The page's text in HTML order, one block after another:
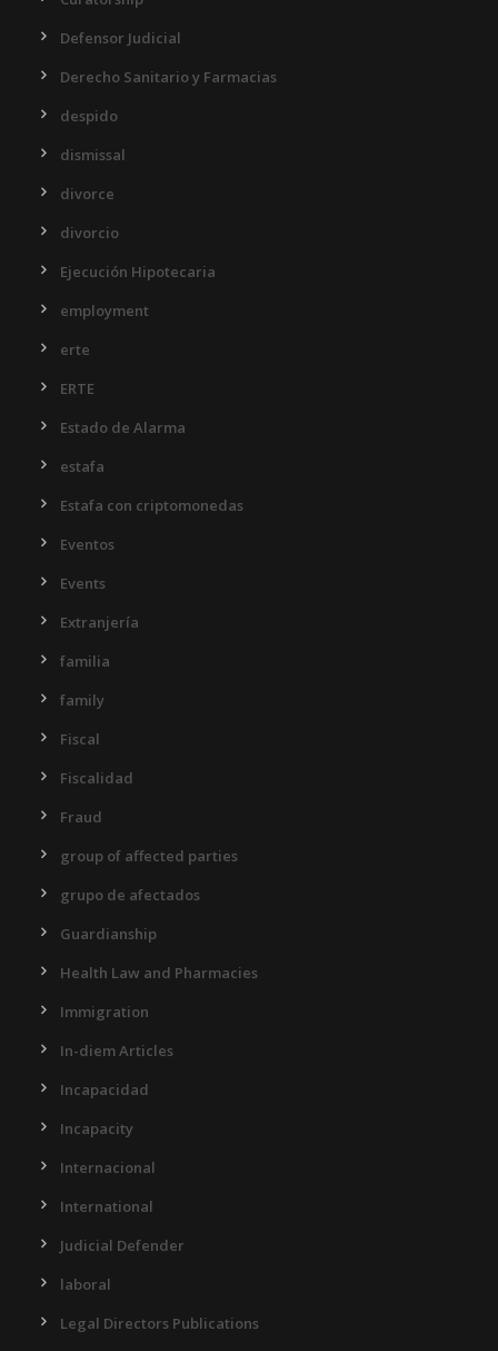
Defensor Judicial
Derecho Sanitario y Farmacias
despido
dismissal
divorce
divorcio
Ejecución Hipotecaria
employment
erte
ERTE
Estado de Alarma
estafa
Estafa con criptomonedas
Eventos
Events
Extranjería
familia
family
Fiscal
Fiscalidad
Fraud
group of affected parties
grupo de afectados
Guardianship
Health Law and Pharmacies
Immigration
In-diem Articles
Incapacidad
Incapacity
Internacional
International
Judicial Defender
laboral
Legal Directors Publications